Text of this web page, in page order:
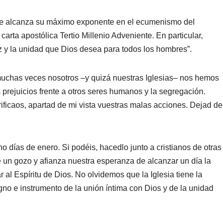
alcanza su máximo exponente en el ecumenismo del
apostólica Tertio Millenio Adveniente. En particular,
la unidad que Dios desea para todos los hombres”.
veces nosotros –y quizá nuestras Iglesias– nos hemos
frente a otros seres humanos y la segregación.
apartad de mi vista vuestras malas acciones. Dejad de
días de enero. Si podéis, hacedlo junto a cristianos de otras
gozo y afianza nuestra esperanza de alcanzar un día la
Espíritu de Dios. No olvidemos que la Iglesia tiene la
e instrumento de la unión íntima con Dios y de la unidad